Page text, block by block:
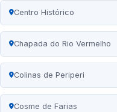
Centro Histórico
Chapada do Rio Vermelho
Colinas de Periperi
Cosme de Farias